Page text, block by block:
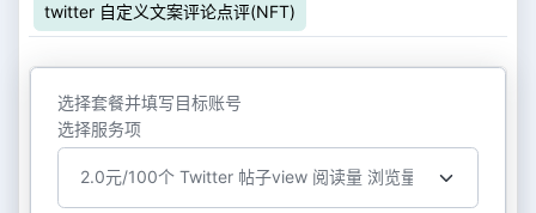
twitter 自定义文案评论点评(NFT)
选择套餐并填写目标账号
选择服务项